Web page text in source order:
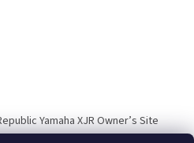
Yamaha XJR Owner’s Site